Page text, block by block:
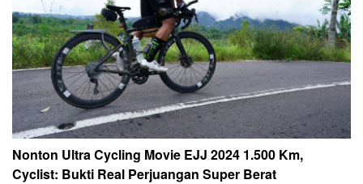
Nonton Ultra Cycling Movie EJJ 2024 1.500 Km,
Cyclist: Bukti Real Perjuangan Super Berat